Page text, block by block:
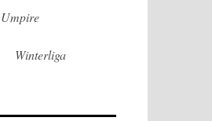
Umpire
Winterliga